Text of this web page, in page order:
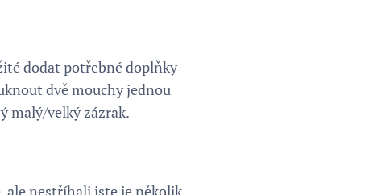
dodat potřebné doplňky
dvě mouchy jednou
malý/velký zázrak.
ale nestříhali jste je několik